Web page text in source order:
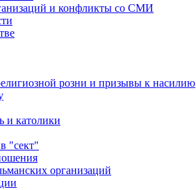
и конфликты со СМИ
розни и призывы к насилию
и католики
"сект"
организаций